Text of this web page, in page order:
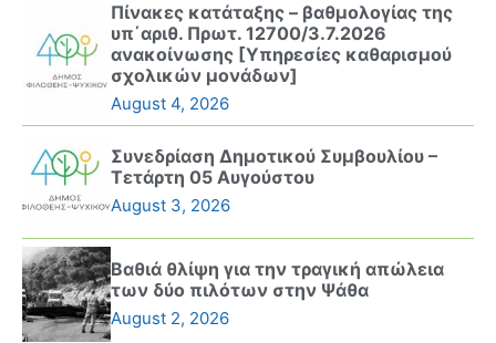
Πίνακες κατάταξης – βαθμολογίας της
υπ΄αριθ. Πρωτ. 12700/3.7.2026
ανακοίνωσης [Υπηρεσίες καθαρισμού
σχολικών μονάδων]
August 4, 2026
Συνεδρίαση Δημοτικού Συμβουλίου –
Τετάρτη 05 Αυγούστου
August 3, 2026
Βαθιά θλίψη για την τραγική απώλεια
των δύο πιλότων στην Ψάθα
August 2, 2026